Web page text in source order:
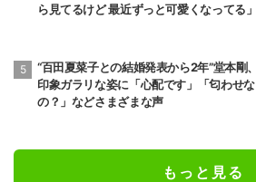
ら見てるけど 最近ずっと可愛くなってる」
“百田夏菜子との結婚発表から2年”堂本剛、
印象ガラリな姿に「心配です」「匂わせな
の？」などさまざまな声
もっと見る